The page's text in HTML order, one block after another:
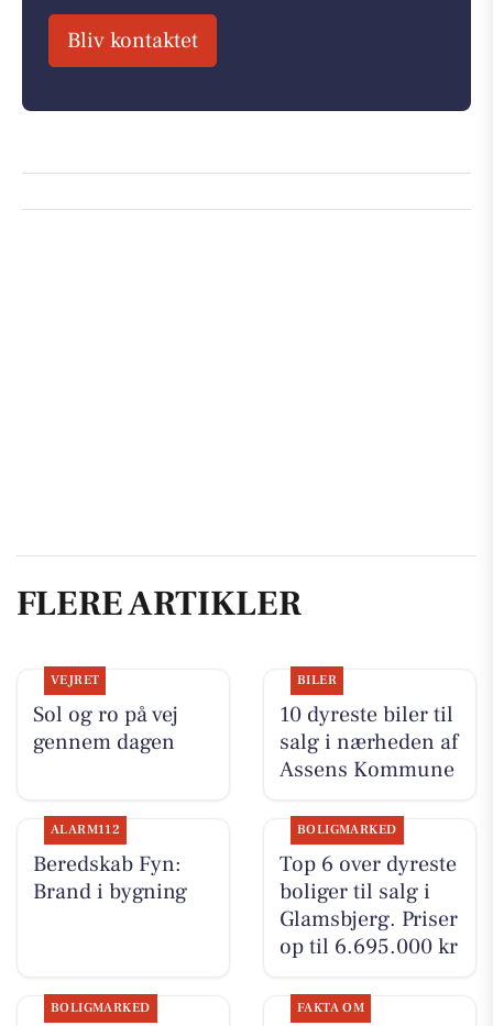
Bliv kontaktet
FLERE ARTIKLER
VEJRET
Sol og ro på vej
gennem dagen
BILER
10 dyreste biler til
salg i nærheden af
Assens Kommune
ALARM112
Beredskab Fyn:
Brand i bygning
BOLIGMARKED
Top 6 over dyreste
boliger til salg i
Glamsbjerg. Priser
op til 6.695.000 kr
BOLIGMARKED FAKTA OM